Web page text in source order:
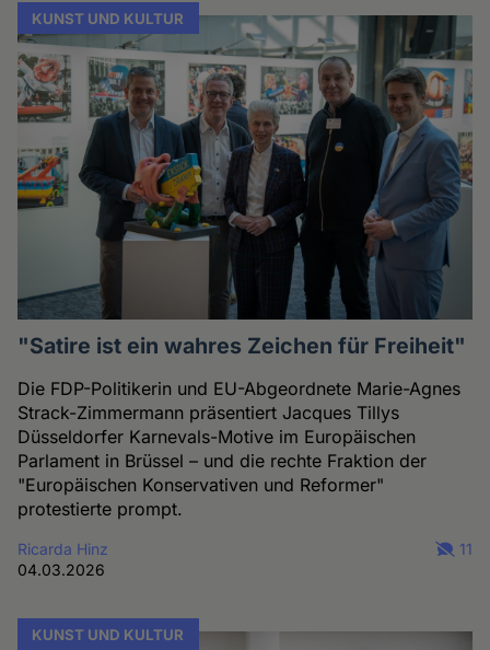
KUNST UND KULTUR
"Satire ist ein wahres Zeichen für Freiheit"
Die FDP-Politikerin und EU-Abgeordnete Marie-Agnes
Strack-Zimmermann präsentiert Jacques Tillys
Düsseldorfer Karnevals-Motive im Europäischen
Parlament in Brüssel – und die rechte Fraktion der
"Europäischen Konservativen und Reformer"
protestierte prompt.
Ricarda Hinz
04.03.2026
11
KUNST UND KULTUR